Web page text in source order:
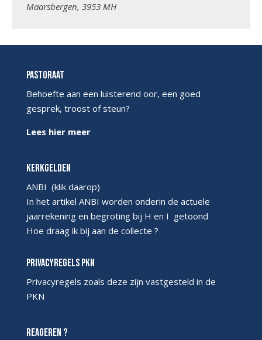
Maarsbergen, 3953 MH
Pastoraat
Behoefte aan een luisterend oor, een goed
gesprek, troost of steun?
Lees hier meer
Kerkgelden
ANBI (klik daarop)
In het artikel ANBI worden onderin de actuele
jaarrekening en begroting bij H en I getoond
Hoe draag ik bij aan de collecte ?
Privacyregels PKN
Privacyregels zoals deze zijn vastgesteld in de
PKN
Reageren ?